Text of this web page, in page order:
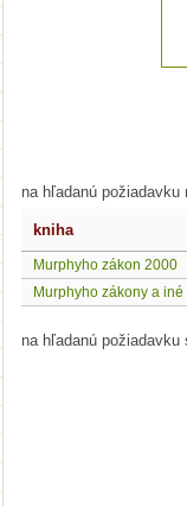
na hľadanú požiadavku
kniha
Murphyho zákon 2000
Murphyho zákony a
na hľadanú požiadavku